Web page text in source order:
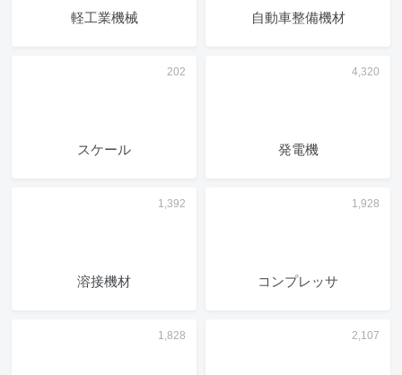
軽工業機械 自動車整備機材
スケール 発電機
溶接機材 コンプレッサ